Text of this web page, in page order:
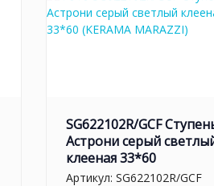
SG622102R/GCF
Астрони серый
клееная 33*60
Артикул: SG622102R/GCF